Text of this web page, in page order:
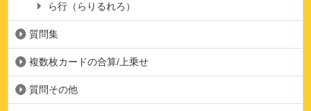
ら行（らりるれろ）
質問集
複数枚カードの合算/上乗せ
質問その他